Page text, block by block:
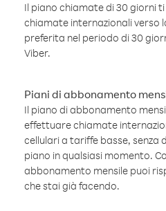
Il piano chiamate di 30 giorni
chiamate internazionali verso
preferita nel periodo di 30
Viber.
Piani di abbonamento
Il piano di abbonamento
effettuare chiamate
cellulari a tariffe basse, senza
piano in qualsiasi momento.
abbonamento mensile puoi
che stai già facendo.